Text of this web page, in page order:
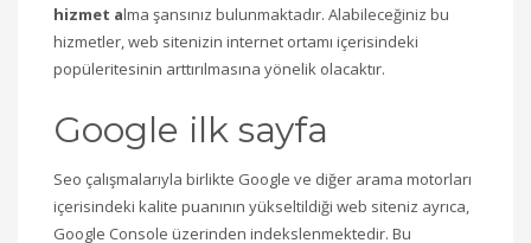
hizmet alma şansınız bulunmaktadır. Alabileceğiniz bu
hizmetler, web sitenizin internet ortamı içerisindeki
popüleritesinin arttırılmasına yönelik olacaktır.
Google ilk sayfa
Seo çalışmalarıyla birlikte Google ve diğer arama motorları
içerisindeki kalite puanının yükseltildiği web siteniz ayrıca,
Google Console üzerinden indekslenmektedir. Bu